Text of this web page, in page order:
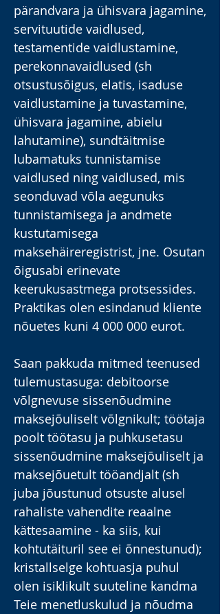
pärandvara ja ühisvara jagamine,
servituutide vaidlused,
testamentide vaidlustamine,
perekonnavaidlused (sh
otsustusõigus, elatis, isaduse
vaidlustamine ja tuvastamine,
ühisvara jagamine, abielu
lahutamine), sundtäitmise
lubamatuks tunnistamise
vaidlused ning vaidlused, mis
seonduvad võla aegunuks
tunnistamisega ja andmete
kustutamisega
maksehäireregistrist, jne. Osutan
õigusabi erinevate
keerukusastmega protsessides.
Praktikas olen esindanud kliente
nõuetes kuni 4 000 000 eurot.
Saan pakkuda mitmed teenused
tulemustasuga: debitoorse
võlgnevuse sissenõudmine
maksejõuliselt võlgnikult; töötaja
poolt töötasu ja puhkusetasu
sissenõudmine maksejõuliselt ja
maksejõuetult tööandjalt (sh
juba jõustunud otsuste alusel
rahaliste vahendite reaalne
kättesaamine - ka siis, kui
kohtutäituril see ei õnnestunud);
kristallselge kohtuasja puhul
olen isiklikult suuteline kandma
Teie menetluskulud ja nõudma